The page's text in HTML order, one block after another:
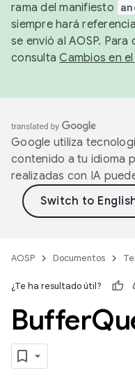
rama del manifiesto
siempre hará
se envió al AOSP.
consultaCambios en el
Google utiliza
contenido a tu idioma
realizadas con IA
AOSP Documentos
¿Te ha resultado útil?
Buffer